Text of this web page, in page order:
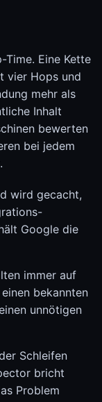
Eine Kette
vier Hops und
mehr als
Inhalt
bewerten
bei jedem
wird gecacht,
Google die
immer auf
bekannten
unnötigen
Schleifen
bricht
Problem